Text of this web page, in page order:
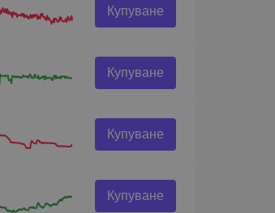
Купуване
Купуване
Купуване
Купуване